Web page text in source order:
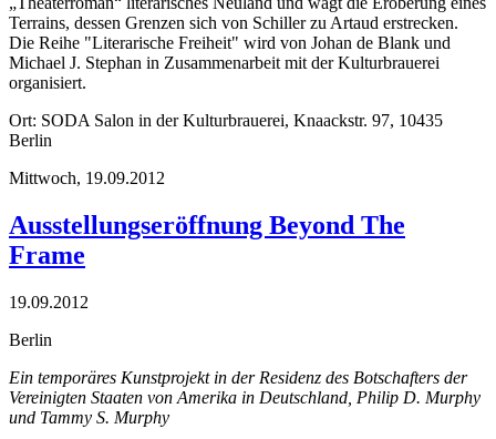
Terrains, dessen Grenzen sich von Schiller zu Artaud erstrecken.
Die Reihe "Literarische Freiheit" wird von Johan de Blank und
Michael J. Stephan in Zusammenarbeit mit der Kulturbrauerei
organisiert.
Ort: SODA Salon in der Kulturbrauerei, Knaackstr. 97, 10435
Berlin
Mittwoch, 19.09.2012
Ausstellungseröffnung Beyond The
Frame
19.09.2012
Berlin
Ein temporäres Kunstprojekt in der Residenz des Botschafters der
Vereinigten Staaten von Amerika in Deutschland, Philip D. Murphy
und Tammy S. Murphy